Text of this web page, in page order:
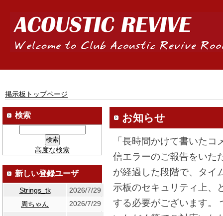
掲示板トップページ
お知らせ
「長時間かけて書いた
信エラーのご報告をいた
が経過した段階で、タイ
示板のセキュリティ上、
する必要がございます。
検索
高度な検索
新しい登録ユーザ
Strings_tk
2026/7/29
周ちゃん
2026/7/29